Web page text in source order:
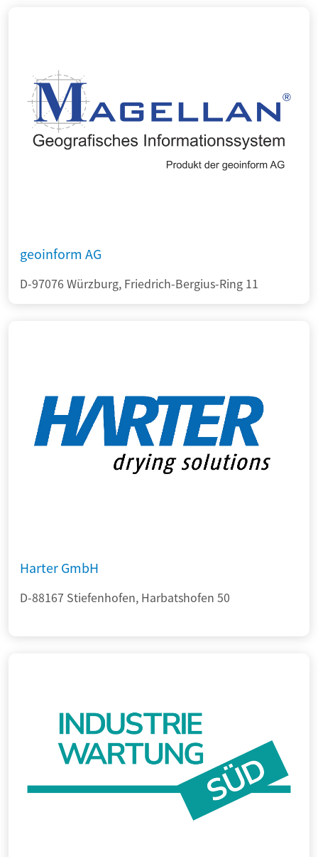
geoinform AG
D-97076 Würzburg, Friedrich-Bergius-Ring 11
Harter GmbH
D-88167 Stiefenhofen, Harbatshofen 50